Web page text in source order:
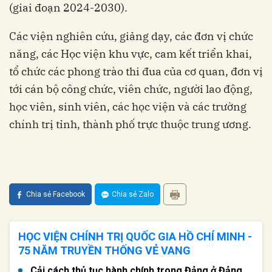
(giai đoạn 2024-2030).
Các viện nghiên cứu, giảng dạy, các đơn vị chức
năng, các Học viện khu vực, cam kết triển khai,
tổ chức các phong trào thi đua của cơ quan, đơn vị
tới cán bộ công chức, viên chức, người lao động,
học viên, sinh viên, các học viện và các trường
chính trị tỉnh, thành phố trực thuộc trung ương.
Chia sẻ Facebook Chia sẻ Zalo
HỌC VIỆN CHÍNH TRỊ QUỐC GIA HỒ CHÍ MINH -
75 NĂM TRUYỀN THỐNG VẺ VANG